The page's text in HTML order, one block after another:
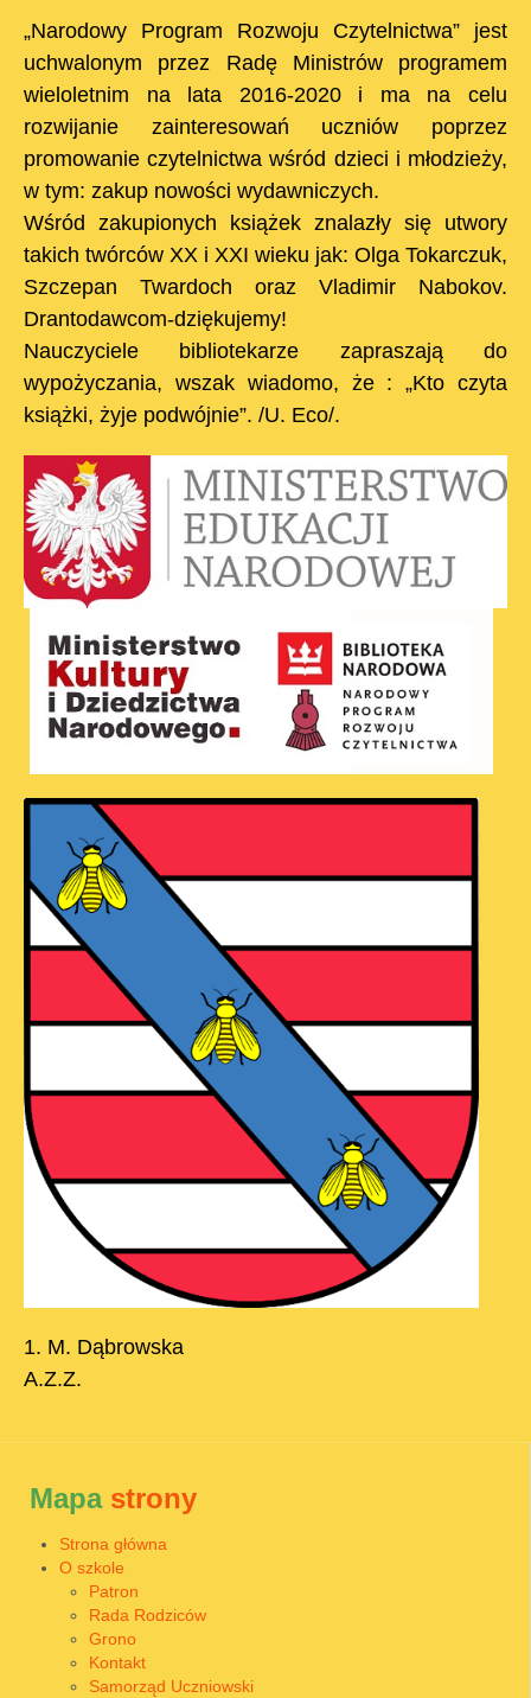
„Narodowy Program Rozwoju Czytelnictwa” jest
uchwalonym przez Radę Ministrów programem
wieloletnim na lata 2016-2020 i ma na celu
rozwijanie zainteresowań uczniów poprzez
promowanie czytelnictwa wśród dzieci i młodzieży,
w tym: zakup nowości wydawniczych.
Wśród zakupionych książek znalazły się utwory
takich twórców XX i XXI wieku jak: Olga Tokarczuk,
Szczepan Twardoch oraz Vladimir Nabokov.
Drantodawcom-dziękujemy!
Nauczyciele bibliotekarze zapraszają do
wypożyczania, wszak wiadomo, że : „Kto czyta
książki, żyje podwójnie”. /U. Eco/.
1. M. Dąbrowska
A.Z.Z.
Mapastrony
Strona główna
O szkole
Patron
Rada Rodziców
Grono
Kontakt
Samorząd Uczniowski